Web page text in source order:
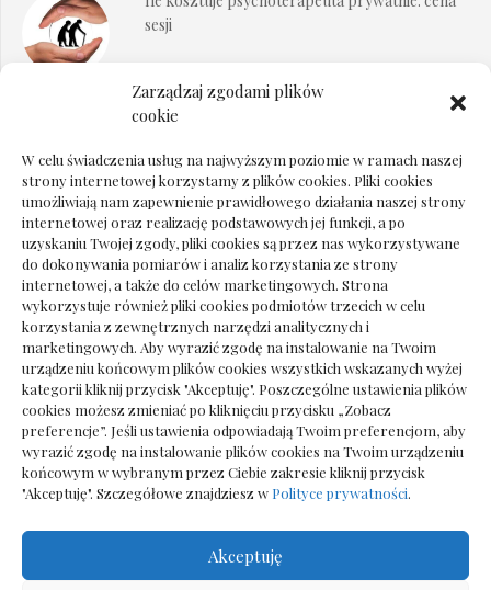
Zarządzaj zgodami plików
cookie
W celu świadczenia usług na najwyższym poziomie w ramach naszej
strony internetowej korzystamy z plików cookies. Pliki cookies
umożliwiają nam zapewnienie prawidłowego działania naszej strony
internetowej oraz realizację podstawowych jej funkcji, a po
uzyskaniu Twojej zgody, pliki cookies są przez nas wykorzystywane
do dokonywania pomiarów i analiz korzystania ze strony
internetowej, a także do celów marketingowych. Strona
wykorzystuje również pliki cookies podmiotów trzecich w celu
korzystania z zewnętrznych narzędzi analitycznych i
marketingowych. Aby wyrazić zgodę na instalowanie na Twoim
urządzeniu końcowym plików cookies wszystkich wskazanych wyżej
kategorii kliknij przycisk "Akceptuję". Poszczególne ustawienia plików
cookies możesz zmieniać po kliknięciu przycisku „Zobacz
preferencje”. Jeśli ustawienia odpowiadają Twoim preferencjom, aby
wyrazić zgodę na instalowanie plików cookies na Twoim urządzeniu
końcowym w wybranym przez Ciebie zakresie kliknij przycisk
"Akceptuję". Szczegółowe znajdziesz w Polityce prywatności.
Akceptuję
sesji
Dokumenty do odbioru przy zmianie biura
Deska podłogowa do salonu: jak wybrać bez
pośpiechu